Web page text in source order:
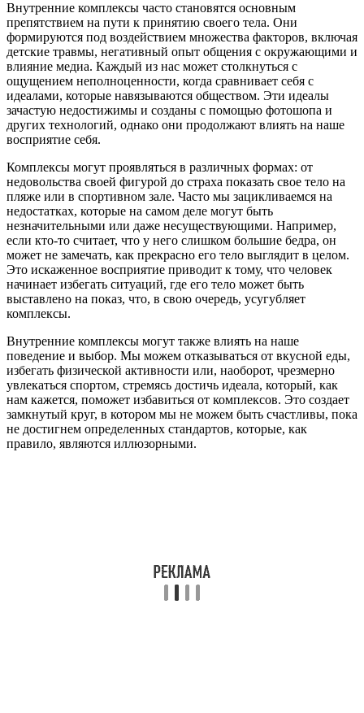
Внутренние комплексы часто становятся основным
препятствием на пути к принятию своего тела. Они
формируются под воздействием множества факторов, включая
детские травмы, негативный опыт общения с окружающими и
влияние медиа. Каждый из нас может столкнуться с
ощущением неполноценности, когда сравнивает себя с
идеалами, которые навязываются обществом. Эти идеалы
зачастую недостижимы и созданы с помощью фотошопа и
других технологий, однако они продолжают влиять на наше
восприятие себя.
Комплексы могут проявляться в различных формах: от
недовольства своей фигурой до страха показать свое тело на
пляже или в спортивном зале. Часто мы зацикливаемся на
недостатках, которые на самом деле могут быть
незначительными или даже несуществующими. Например,
если кто-то считает, что у него слишком большие бедра, он
может не замечать, как прекрасно его тело выглядит в целом.
Это искаженное восприятие приводит к тому, что человек
начинает избегать ситуаций, где его тело может быть
выставлено на показ, что, в свою очередь, усугубляет
комплексы.
Внутренние комплексы могут также влиять на наше
поведение и выбор. Мы можем отказываться от вкусной еды,
избегать физической активности или, наоборот, чрезмерно
увлекаться спортом, стремясь достичь идеала, который, как
нам кажется, поможет избавиться от комплексов. Это создает
замкнутый круг, в котором мы не можем быть счастливы, пока
не достигнем определенных стандартов, которые, как
правило, являются иллюзорными.